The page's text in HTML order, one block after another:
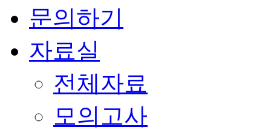
문의하기
자료실
전체자료
모의고사